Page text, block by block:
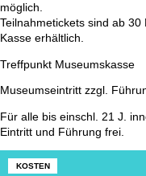
möglich.
Teilnahmetickets sind ab
Kasse erhältlich.
Treffpunkt Museumskasse
Museumseintritt zzgl.
Für alle bis einschl. 21 J.
Eintritt und Führung frei.
KOSTEN